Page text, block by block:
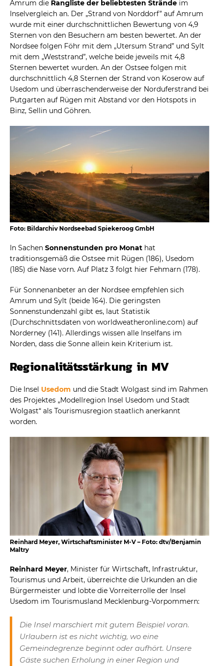
Amrum die Rangliste der beliebtesten Strände im
Inselvergleich an. Der „Strand von Norddorf” auf Amrum
wurde mit einer durchschnittlichen Bewertung von 4,9
Sternen von den Besuchern am besten bewertet. An der
Nordsee folgen Föhr mit dem „Utersum Strand” und Sylt
mit dem „Weststrand”, welche beide jeweils mit 4,8
Sternen bewertet wurden. An der Ostsee folgen mit
durchschnittlich 4,8 Sternen der Strand von Koserow auf
Usedom und überraschenderweise der Norduferstrand bei
Putgarten auf Rügen mit Abstand vor den Hotspots in
Binz, Sellin und Göhren.
Foto: Bildarchiv Nordseebad Spiekeroog GmbH
In Sachen Sonnenstunden pro Monat hat
traditionsgemäß die Ostsee mit Rügen (186), Usedom
(185) die Nase vorn. Auf Platz 3 folgt hier Fehmarn (178).
Für Sonnenanbeter an der Nordsee empfehlen sich
Amrum und Sylt (beide 164). Die geringsten
Sonnenstundenzahl gibt es, laut Statistik
(Durchschnittsdaten von worldweatheronline.com) auf
Norderney (141). Allerdings wissen alle Inselfans im
Norden, dass die Sonne allein kein Kriterium ist.
Regionalitätsstärkung in MV
Die Insel Usedom und die Stadt Wolgast sind im Rahmen
des Projektes „Modellregion Insel Usedom und Stadt
Wolgast“ als Tourismusregion staatlich anerkannt
worden.
Reinhard Meyer, Wirtschaftsminister M-V – Foto: dtv/Benjamin
Maltry
Reinhard Meyer, Minister für Wirtschaft, Infrastruktur,
Tourismus und Arbeit, überreichte die Urkunden an die
Bürgermeister und lobte die Vorreiterrolle der Insel
Usedom im Tourismusland Mecklenburg-Vorpommern:
Die Insel marschiert mit gutem Beispiel voran.
Urlaubern ist es nicht wichtig, wo eine
Gemeindegrenze beginnt oder aufhört. Unsere
Gäste suchen Erholung in einer Region und